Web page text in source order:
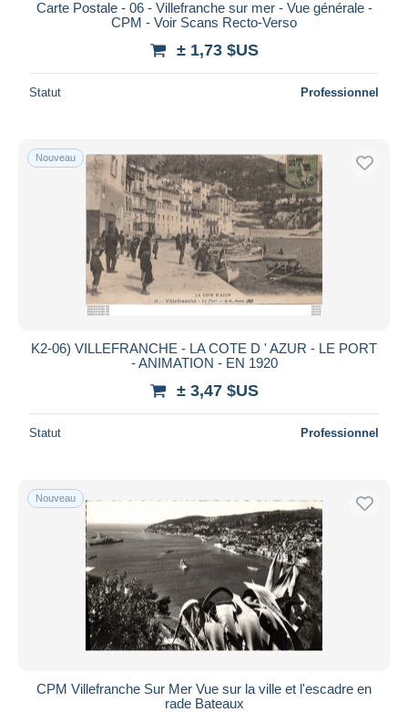
Carte Postale - 06 - Villefranche sur mer - Vue générale -
CPM - Voir Scans Recto-Verso
± 1,73 $US
Statut Professionnel
Nouveau
K2-06) VILLEFRANCHE - LA COTE D ' AZUR - LE PORT
- ANIMATION - EN 1920
± 3,47 $US
Statut Professionnel
Nouveau
CPM Villefranche Sur Mer Vue sur la ville et l'escadre en
rade Bateaux